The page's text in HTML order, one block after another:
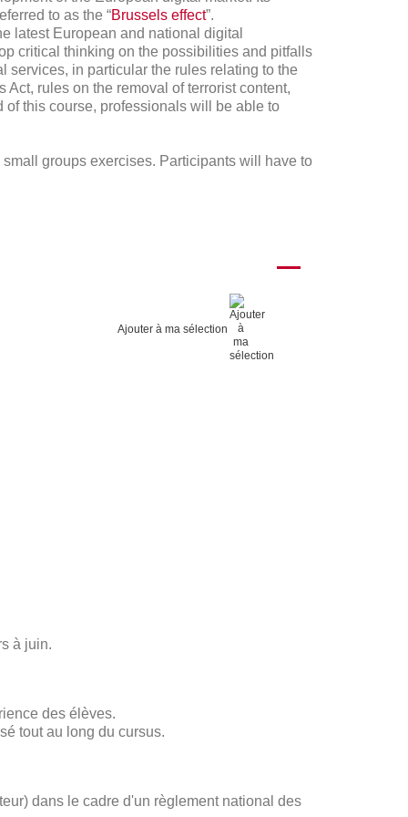
to as the “Brussels effect”.
latest European and national digital
critical thinking on the possibilities and pitfalls
services, in particular the rules relating to the
rules on the removal of terrorist content,
this course, professionals will be able to
groups exercises. Participants will have to
Ajouter à ma sélection
à juin.
des élèves.
tout au long du cursus.
dans le cadre d'un règlement national des